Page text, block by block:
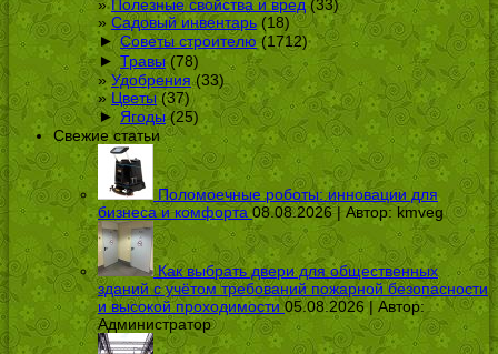
Полезные свойства и вред(33)
Садовый инвентарь (18)
► Советы строителю(1712)
► Травы(78)
Удобрения(33)
Цветы(37)
► Ягоды(25)
Свежие статьи
Поломоечные роботы: инновации для
бизнеса и комфорта 08.08.2026 | Автор:kmveg
Как выбрать двери для общественных
зданий с учётом требований пожарной безопасности
и высокой проходимости 05.08.2026 | Автор:
Администратор